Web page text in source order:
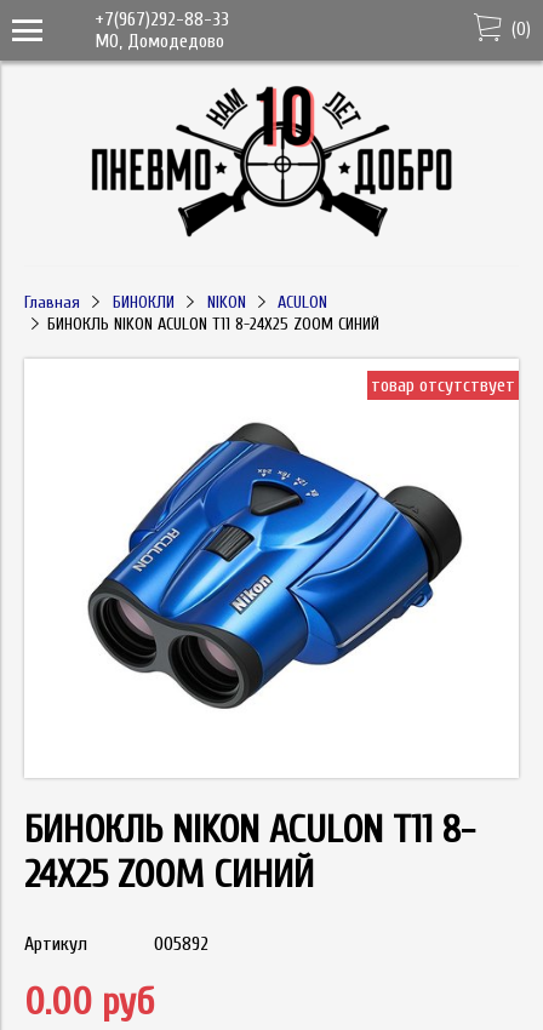
+7(967)292-88-33
МО, Домодедово
(0)
Главная БИНОКЛИ NIKON
ACULON
БИНОКЛЬ NIKON ACULON T11 8-24X25 ZOOM СИНИЙ
товар отсутствует
БИНОКЛЬ NIKON ACULON T11 8-
24X25 ZOOM СИНИЙ
Артикул 005892
0.00 руб